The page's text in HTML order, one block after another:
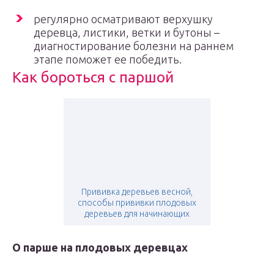
регулярно осматривают верхушку
деревца, листики, ветки и бутоны –
диагностирование болезни на раннем
этапе поможет ее победить.
Как бороться с паршой
Прививка деревьев весной,
способы прививки плодовых
деревьев для начинающих
О парше на плодовых деревцах